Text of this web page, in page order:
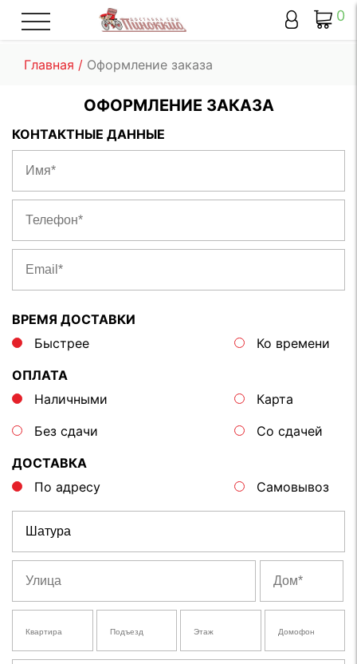
0
Главная Оформление заказа
ОФОРМЛЕНИЕ ЗАКАЗА
КОНТАКТНЫЕ ДАННЫЕ
ВРЕМЯ ДОСТАВКИ
Быстрее
Ко времени
ОПЛАТА
Наличными
Карта
Без сдачи
Со сдачей
ДОСТАВКА
По адресу
Самовывоз